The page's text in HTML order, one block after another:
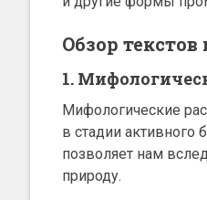
Обзор
1.
Мифологические
в стадии активного
позволяет нам
природу.